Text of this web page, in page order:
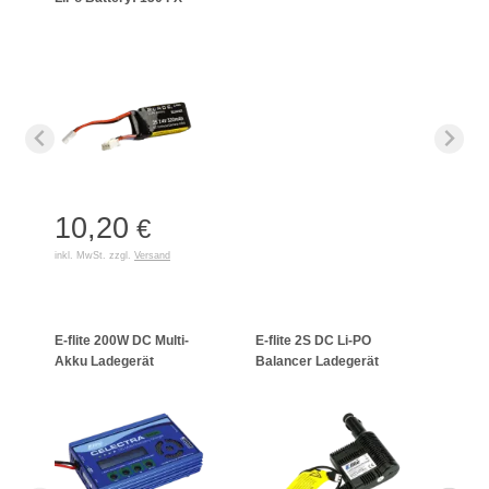
10,20 €
inkl. MwSt. zzgl. Versand
E-flite 200W DC Multi-
Akku Ladegerät
E-flite 2S DC Li-PO
Balancer Ladegerät